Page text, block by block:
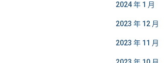
2024 年 1 月
2023 年 12 月
2023 年 11 月